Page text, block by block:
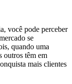
você pode perceber
se
quando uma
outros têm em
mais clientes